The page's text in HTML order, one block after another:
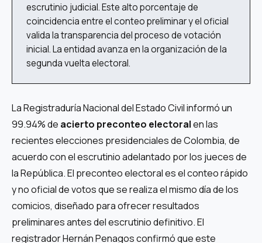
escrutinio judicial. Este alto porcentaje de
coincidencia entre el conteo preliminar y el oficial
valida la transparencia del proceso de votación
inicial. La entidad avanza en la organización de la
segunda vuelta electoral.
La Registraduría Nacional del Estado Civil informó un
99.94% de acierto preconteo electoralen las
recientes elecciones presidenciales de Colombia, de
acuerdo con el escrutinio adelantado por los jueces de
la República. El preconteo electoral es el conteo rápido
y no oficial de votos que se realiza el mismo día de los
comicios, diseñado para ofrecer resultados
preliminares antes del escrutinio definitivo. El
registrador Hernán Penagos confirmó que este